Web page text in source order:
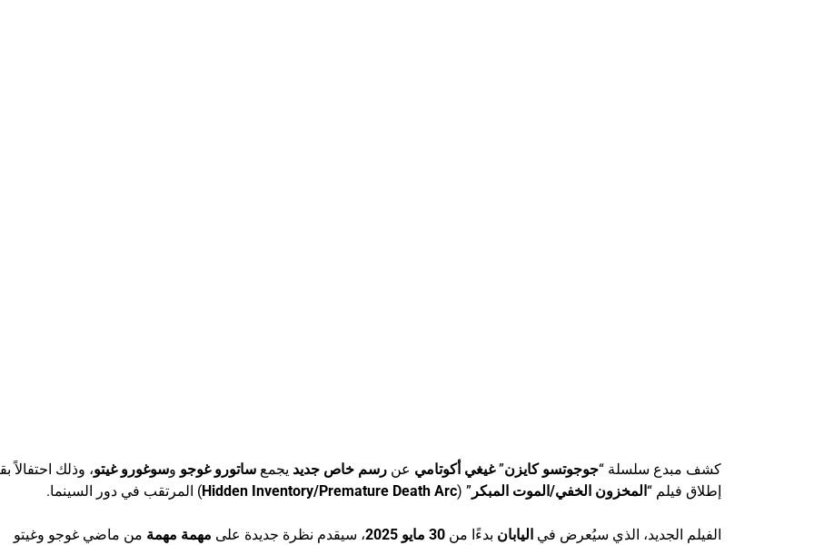
كشف مبدع سلسلة “جوجوتسو كايزن”غيغي أكوتامي عن رسم خاص جديد يجمع ساتورو غوجو وسوغورو غيتو، وذلك احتفالاً
إطلاق فيلم “ المخزون الخفي/الموت المبكر ” (
Hidden Inventory/Premature Death Arc) المرتقب في دور السينما.
الفيلم الجديد، الذي سيُعرض في اليابان بدءًا من 30 مايو 2025 ، سيقدم نظرة جديدة على مهمة مهمة من ماضي غوجو وغيتو